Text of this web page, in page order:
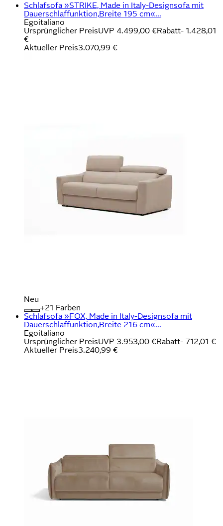
Schlafsofa »STRIKE, Made in Italy-Designsofa mit
Dauerschlaffunktion,Breite 195 cm«...
Egoitaliano
Ursprünglicher PreisUVP 4.499,00 €Rabatt- 1.428,01
€
Aktueller Preis3.070,99 €
Neu
+
Farben
Schlafsofa »FOX, Made in Italy-Designsofa mit
Dauerschlaffunktion,Breite 216 cm«...
Egoitaliano
Ursprünglicher PreisUVP 3.953,00 €Rabatt- 712,01 €
Aktueller Preis3.240,99 €